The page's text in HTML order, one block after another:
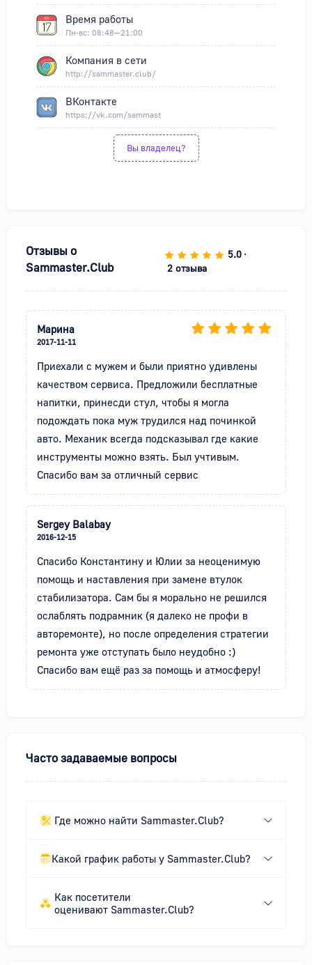
Время работы
Пн-вс: 08:48—21:00
Компания в сети
http://sammaster.club/
ВКонтакте
https://vk.com/sammast
Вы владелец?
Отзывы о
Sammaster.Club
5.0 •
2 отзыва
Марина
2017-11-11
Приехали с мужем и были приятно удивлены
качеством сервиса. Предложили бесплатные
напитки, принесди стул, чтобы я могла
подождать пока муж трудился над починкой
авто. Механик всегда подсказывал где какие
инструменты можно взять. Был учтивым.
Спасибо вам за отличный сервис
Sergey Balabay
2016-12-15
Спасибо Константину и Юлии за неоценимую
помощь и наставления при замене втулок
стабилизатора. Сам бы я морально не решился
ослаблять подрамник (я далеко не профи в
авторемонте), но после определения стратегии
ремонта уже отступать было неудобно :)
Спасибо вам ещё раз за помощь и атмосферу!
Часто задаваемые вопросы
Где можно найти Sammaster.Club?
Какой график работы у Sammaster.Club?
Как посетители
оценивают Sammaster.Club?